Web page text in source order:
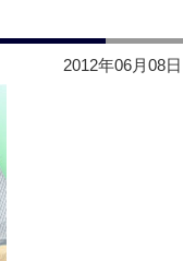
2012年06月08